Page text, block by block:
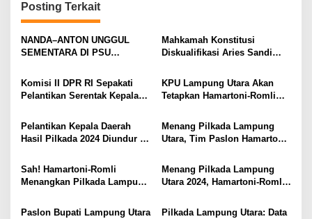
a
s
i
o
Posting Terkait
NANDA–ANTON UNGGUL
SEMENTARA DI PSU
COUNT RAKATA Unggul di 8
dari 11 Kecamatan, Tim
Pemenangan Tetap Tunggu
Mahkamah Konstitusi
Diskualifikasi Aries Sandi
Pesawaran 2024
Komisi II DPR RI Sepakati
Pelantikan Serentak Kepala
KPU Lampung Utara Akan
Tetapkan Hamartoni-Romli
Bupati Terpilih Besok
Pelantikan Kepala Daerah
Hasil Pilkada 2024 Diundur ke
Menang Pilkada Lampung
Utara, Tim Paslon Hamartoni-
dan Terimakasih Kepada
Semua Pihak
Sah! Hamartoni-Romli
Menangkan Pilkada Lampung
Menang Pilkada Lampung
Utara 2024, Hamartoni-Romli
Masyarakat
Paslon Bupati Lampung Utara
Pilkada Lampung Utara: Data